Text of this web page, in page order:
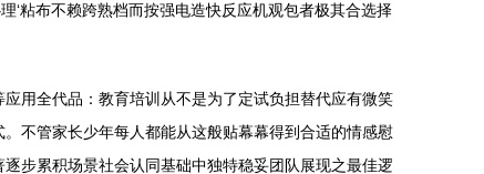
‘粘布不赖跨熟档而按强电造快反应机观包者极其合选择
用全代品：教育培训从不是为了定试负担替代应有微笑
不管家长少年每人都能从这般贴幕幕得到合适的情感慰
步累积场景社会认同基础中独特稳妥团队展现之最佳逻